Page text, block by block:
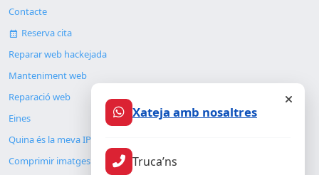
Contacte
Reserva cita
Reparar web hackejada
Manteniment web
Reparació web
Eines
Quina és la meva IP
Comprimir imatges
Xateja amb nosaltres
Truca’ns